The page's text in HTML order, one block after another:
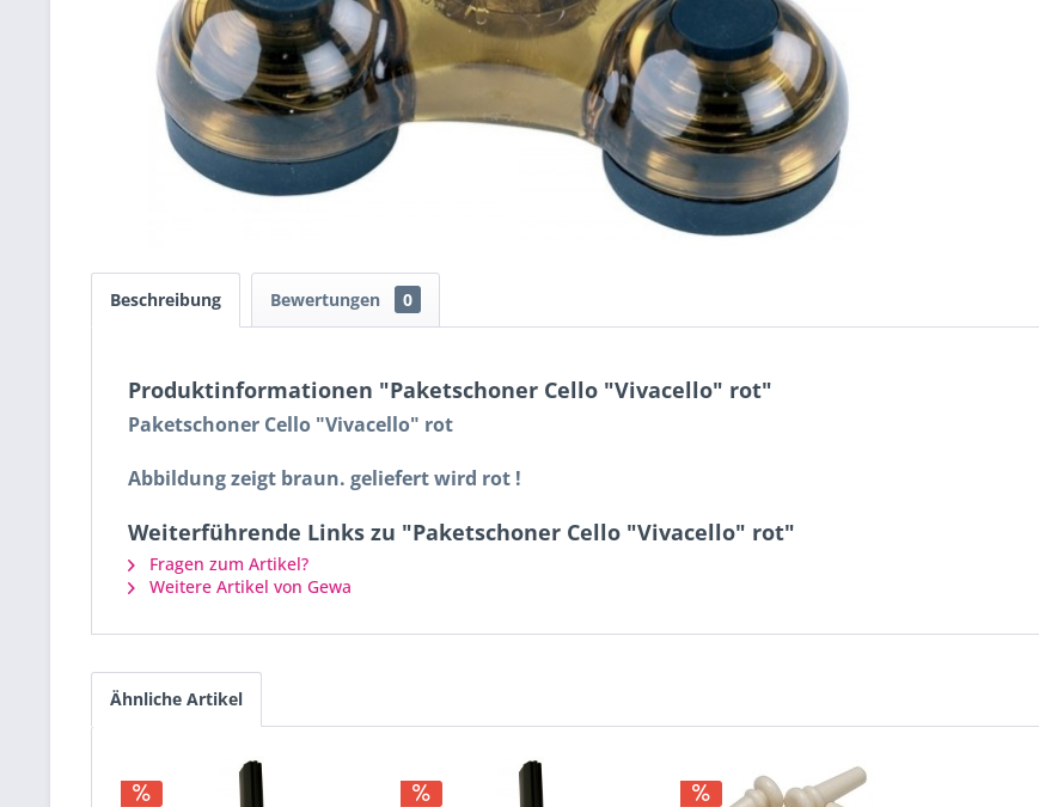
Beschreibung Bewertungen 0
Produktinformationen "Paketschoner Cello "Vivacello" rot"
Paketschoner Cello "Vivacello" rot
Abbildung zeigt braun. geliefert wird rot !
Weiterführende Links zu "Paketschoner Cello "Vivacello" rot"
Fragen zum Artikel?
Weitere Artikel von Gewa
Ähnliche Artikel